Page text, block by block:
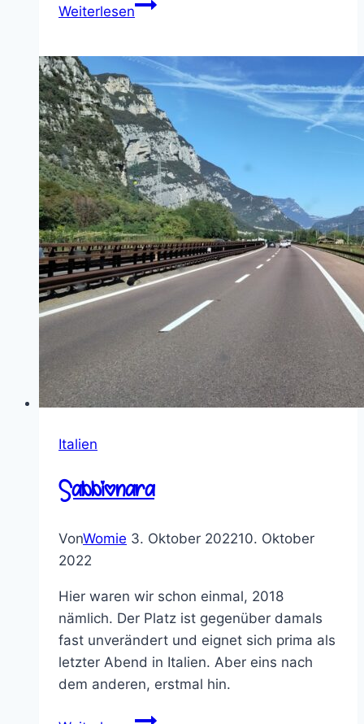
WeiterlesenSabbionara
Italien
Sabbionara
VonWomie 3. Oktober 202210. Oktober
2022
Hier waren wir schon einmal, 2018
nämlich. Der Platz ist gegenüber damals
fast unverändert und eignet sich prima als
letzter Abend in Italien. Aber eins nach
dem anderen, erstmal hin.
Sabbionara